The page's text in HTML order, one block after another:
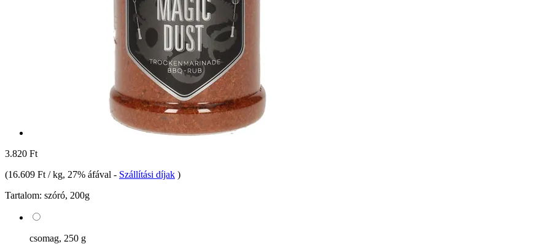
3.820 Ft
(16.609 Ft / kg, 27% áfával - Szállítási díjak )
Tartalom: szóró, 200g
csomag, 250 g